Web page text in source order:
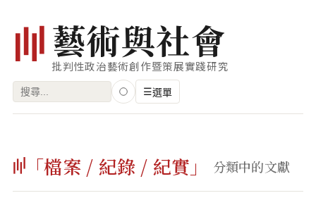
藝術與社會
批判性政治藝術創作暨策展實踐研究
搜
字:
☰選單
藝術家
創作類型
「檔案 / 紀錄 / 紀實」 分類中的文獻